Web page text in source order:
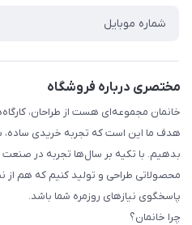
مختصری درباره فروشگاه
خانمان مجموعه‌ای هست از طراحان،
هدف ما این است که تجربه خریدی
بدهیم. با تکیه بر سال‌ها تجربه در صنعت
محصولاتی طراحی و تولید کنیم که هم از
پاسخگوی نیازهای روزمره شما باشد.
چرا خانمان؟